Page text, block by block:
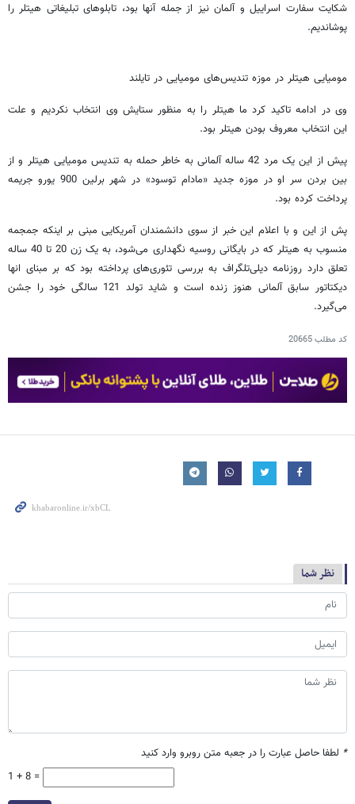
شکایت سفارت اسراییل و آلمان نیز از جمله آنها بود، تابلوهای تبلیغاتی هیتلر را
پوشاندیم.
مومیایی هیتلر در موزه تندیس‌های مومیایی در تایلند
وی در ادامه تاکید کرد ما هیتلر را به منظور ستایش وی انتخاب نکردیم و علت
این انتخاب معروف بودن هیتلر بود.
پیش از این یک مرد 42 ساله آلمانی به خاطر حمله به تندیس مومیایی هیتلر و از
بین بردن سر او در موزه جدید «مادام توسود» در شهر برلین 900 یورو جریمه
پرداخت کرده بود.
پش از این و با اعلام این خبر از سوی دانشمندان آمریکایی مبنی بر اینکه جمجمه
منسوب به هیتلر که در بایگانی روسیه نگهداری می‌شود، به یک زن 20 تا 40 ساله
تعلق دارد روزنامه دیلی‌تلگراف به بررسی تئوری‌های پرداخته بود که بر مبنای انها
دیکتاتور سابق آلمانی هنوز زنده است و شاید تولد 121 سالگی خود را جشن
می‌گیرد.
کد مطلب20665
نظر شما
* لطفا حاصل عبارت را در جعبه متن روبرو وارد کنید
1 + 8 =